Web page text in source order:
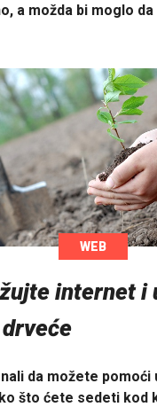
a možda bi moglo da
WEB
internet i
da možete pomoći
što ćete sedeti kod